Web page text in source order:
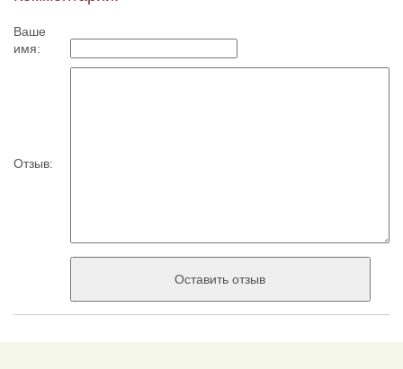
Ваше
имя:
Отзыв: